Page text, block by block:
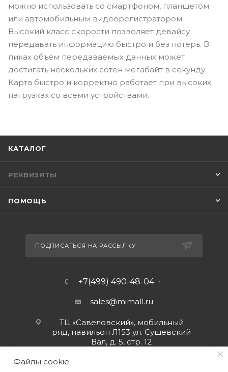
можно использовать со смартфоном, планшетом
или автомобильным видеорегистратором.
Высокий класс скорости позволяет девайсу
передавать информацию быстро и без потерь. В
пиках объём передаваемых данных может
достигать нескольких сотен мегабайт в секунду.
Карта быстро и корректно работает при высоких
нагрузках со всеми устройствами.
КАТАЛОГ
РЕКВИЗИТЫ
ПОМОЩЬ
ПОДПИСАТЬСЯ НА РАССЫЛКУ
+7(499) 490-48-04
sales@mimall.ru
ТЦ «Савеловский», мобильный
ряд, павильон Л153 ул. Сущевский
Вал, д. 5, стр. 12
Файлы cookie